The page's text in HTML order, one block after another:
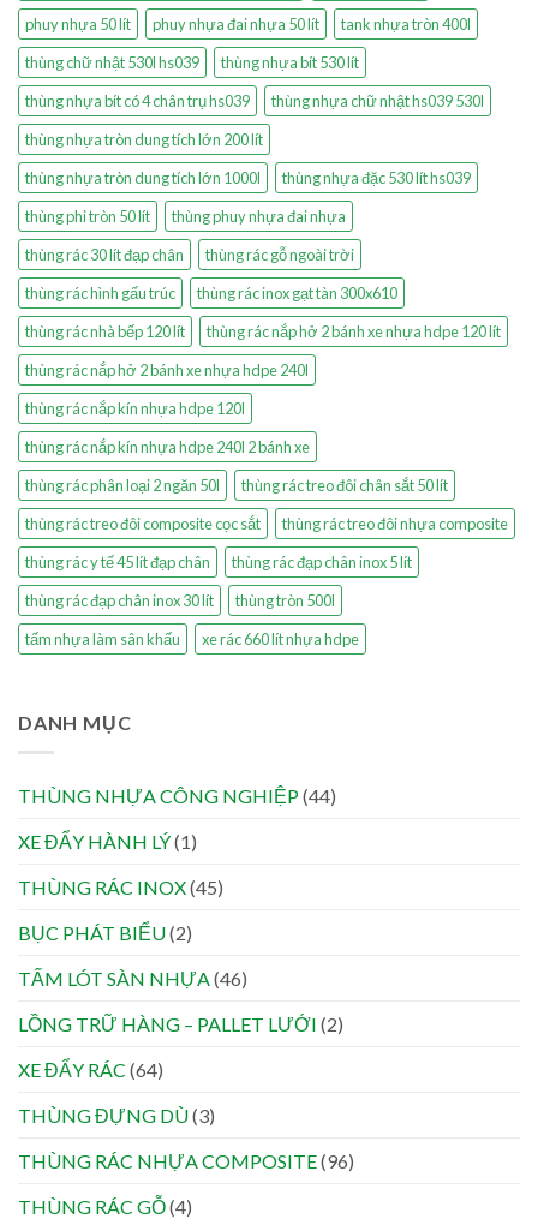
phuy nhựa 50 lít
phuy nhựa đai nhựa 50 lít
tank nhựa tròn 400l
thùng chữ nhật 530l hs039
thùng nhựa bít 530 lít
thùng nhựa bít có 4 chân trụ hs039
thùng nhựa chữ nhật hs039 530l
thùng nhựa tròn dung tích lớn 200 lít
thùng nhựa tròn dung tích lớn 1000l
thùng nhựa đặc 530 lít hs039
thùng phi tròn 50 lít
thùng phuy nhựa đai nhựa
thùng rác 30 lít đạp chân
thùng rác gỗ ngoài trời
thùng rác hình gấu trúc
thùng rác inox gạt tàn 300x610
thùng rác nhà bếp 120 lít
thùng rác nắp hở 2 bánh xe nhựa hdpe 120 lít
thùng rác nắp hở 2 bánh xe nhựa hdpe 240l
thùng rác nắp kín nhựa hdpe 120l
thùng rác nắp kín nhựa hdpe 240l 2 bánh xe
thùng rác phân loại 2 ngăn 50l
thùng rác treo đôi chân sắt 50 lít
thùng rác treo đôi composite cọc sắt
thùng rác treo đôi nhựa composite
thùng rác y tế 45 lít đạp chân
thùng rác đạp chân inox 5 lít
thùng rác đạp chân inox 30 lít
thùng tròn 500l
tấm nhựa làm sân khấu
xe rác 660 lít nhựa hdpe
DANH MỤC
THÙNG NHỰA CÔNG NGHIỆP(44)
XE ĐẨY HÀNH LÝ(1)
THÙNG RÁC INOX(45)
BỤC PHÁT BIỂU(2)
TẤM LÓT SÀN NHỰA(46)
LỒNG TRỮ HÀNG – PALLET LƯỚI (2)
XE ĐẨY RÁC (64)
THÙNG ĐỰNG DÙ(3)
THÙNG RÁC NHỰA COMPOSITE(96)
THÙNG RÁC GỖ(4)